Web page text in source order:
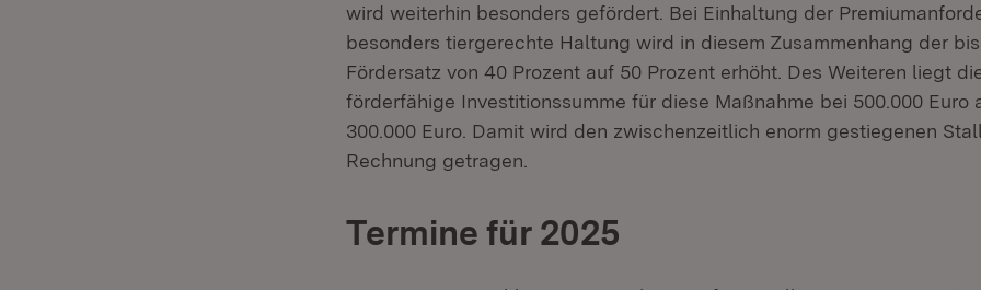
wird weiterhin besonders gefördert. Bei Einhaltung der
besonders tiergerechte Haltung wird in diesem Zusammenhang der
Fördersatz von 40 Prozent auf 50 Prozent erhöht. Des Weiteren liegt
förderfähige Investitionssumme für diese Maßnahme bei 500.000 Euro
300.000 Euro. Damit wird den zwischenzeitlich enorm gestiegenen
Rechnung getragen.
Termine für 2025